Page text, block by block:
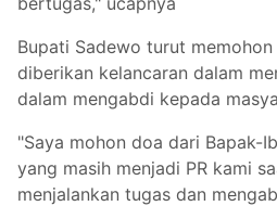
Bupati Sadewo turut
diberikan kelancaran dalam
dalam mengabdi kepada
"Saya mohon doa dari Bapak-
yang masih menjadi PR kami
menjalankan tugas dan